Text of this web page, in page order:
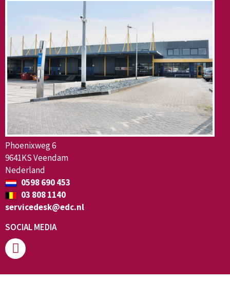
Phoenixweg 6
9641KS Veendam
Nederland
0598 690 453
03 808 1140
servicedesk@edc.nl
SOCIAL MEDIA